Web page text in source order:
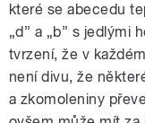
které se abecedu
„d” a „b” s jedlými
tvrzení, že v
není divu, že
a zkomoleniny